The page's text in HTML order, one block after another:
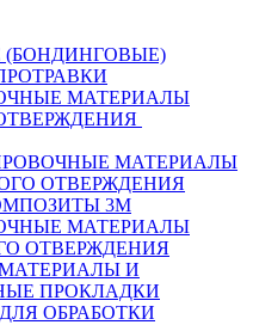
(БОНДИНГОВЫЕ)
МАТЕРИАЛЫ
МАТЕРИАЛЫ
ОТВЕРЖДЕНИЯ
3М
МАТЕРИАЛЫ
ОТВЕРЖДЕНИЯ
И
ПРОКЛАДКИ
ОБРАБОТКИ